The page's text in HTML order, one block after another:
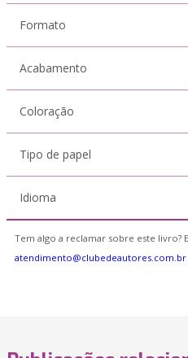
Formato
Acabamento
Coloração
Tipo de papel
Idioma
Tem algo a reclamar sobre este livro?
atendimento@clubedeautores.com.br